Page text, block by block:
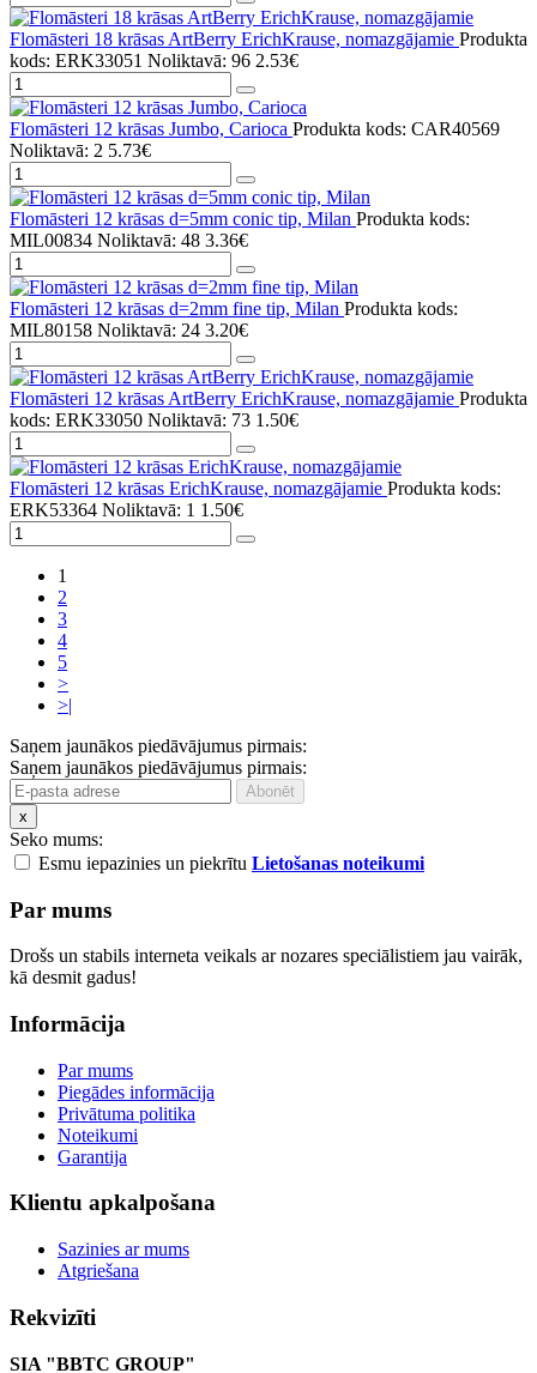
Flomāsteri 18 krāsas ArtBerry ErichKrause, nomazgājamie Produkta
kods: ERK33051 Noliktavā: 96 2.53€
Flomāsteri 12 krāsas Jumbo, Carioca Produkta kods: CAR40569
Noliktavā: 2 5.73€
Flomāsteri 12 krāsas d=5mm conic tip, Milan Produkta kods:
MIL00834 Noliktavā: 48 3.36€
Flomāsteri 12 krāsas d=2mm fine tip, Milan Produkta kods:
MIL80158 Noliktavā: 24 3.20€
Flomāsteri 12 krāsas ArtBerry ErichKrause, nomazgājamie Produkta
kods: ERK33050 Noliktavā: 73 1.50€
Flomāsteri 12 krāsas ErichKrause, nomazgājamie Produkta kods:
ERK53364 Noliktavā: 1 1.50€
1
2
3
4
5
>
>|
Saņem jaunākos piedāvājumus pirmais:
Saņem jaunākos piedāvājumus pirmais:
x
Seko mums:
Esmu iepazinies un piekrītu Lietošanas noteikumi
Par mums
Drošs un stabils interneta veikals ar nozares speciālistiem jau vairāk,
kā desmit gadus!
Informācija
Par mums
Piegādes informācija
Privātuma politika
Noteikumi
Garantija
Klientu apkalpošana
Sazinies ar mums
Atgriešana
Rekvizīti
SIA "BBTC GROUP"